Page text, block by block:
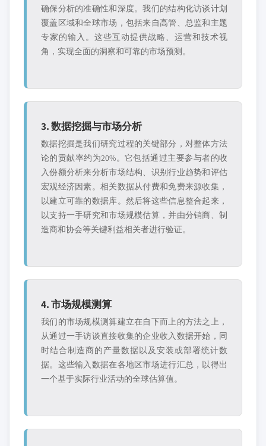
确保分析的准确性和深度。我们的结构化访谈计划
覆盖区域和全球市场，包括来自高管、总监和主题
专家的输入。这些互动提供战略、运营和技术视
角，实现全面的洞察和可靠的市场预测。
3. 数据挖掘与市场分析
数据挖掘是我们研究过程的关键部分，对整体方法
论的贡献率约为20%。它包括通过主要参与者的收
入份额分析来分析市场结构、识别行业趋势和评估
宏观经济因素。相关数据从付费和免费来源收集，
以建立可靠的数据库。然后将这些信息整合起来，
以支持一手研究和市场规模估算，并由分销商、制
造商和协会等关键利益相关者进行验证。
4. 市场规模测算
我们的市场规模测算建立在自下而上的方法之上，
从通过一手访谈直接收集的企业收入数据开始，同
时结合制造商的产量数据以及安装或部署统计数
据。这些输入数据在各地区市场进行汇总，以得出
一个基于实际行业活动的全球估算值。